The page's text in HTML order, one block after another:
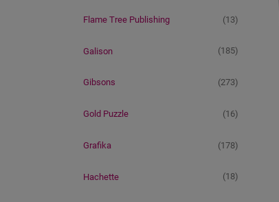
Flame Tree Publishing (13)
Galison (185)
Gibsons (273)
Gold Puzzle (16)
Grafika (178)
Hachette (18)